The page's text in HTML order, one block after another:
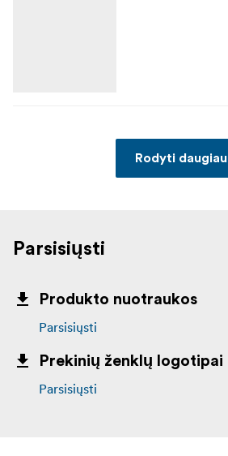
Rodyti daugiau
Parsisiųsti
Produkto nuotraukos
Parsisiųsti
Prekinių ženklų logotipai
Parsisiųsti